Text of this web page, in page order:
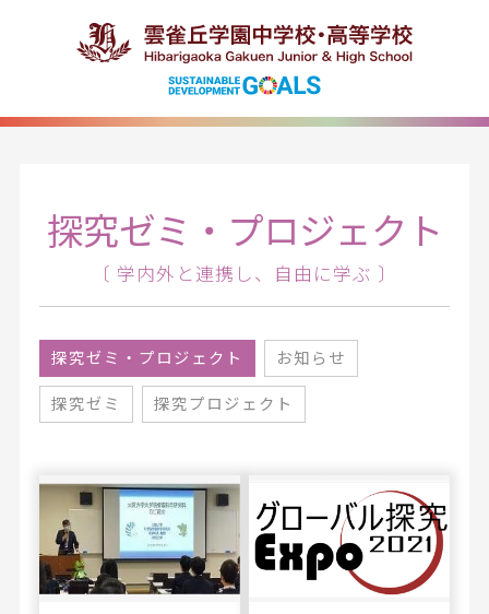
探究ゼミ・プロジェクト
〔 学内外と連携し、自由に学ぶ 〕
探究ゼミ・プロジェクト
お知らせ
探究ゼミ
探究プロジェクト